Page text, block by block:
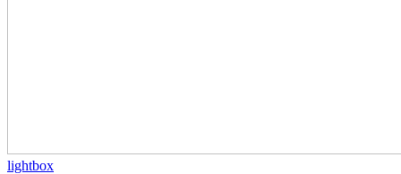
lightbox